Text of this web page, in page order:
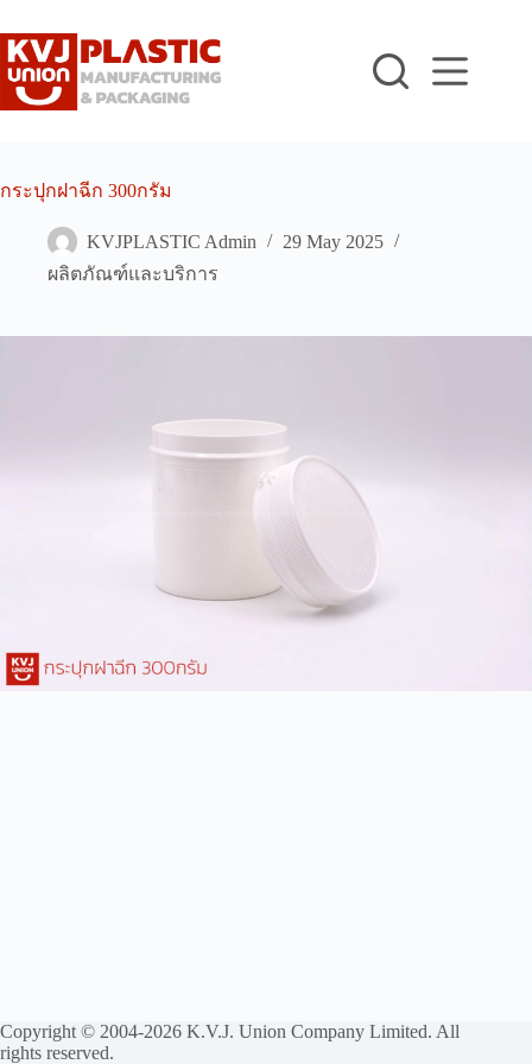
to
content
กระปุกฝาฉีก 300กรัม
KVJPLASTIC Admin
29 May 2025
ผลิตภัณฑ์และบริการ
Copyright © 2004-2026 K.V.J. Union Company Limited. All
rights reserved.